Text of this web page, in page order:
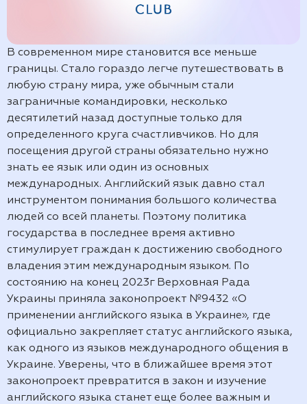
В современном мире становится все меньше
границы. Стало гораздо легче путешествовать в
любую страну мира, уже обычным стали
заграничные командировки, несколько
десятилетий назад доступные только для
определенного круга счастливчиков. Но для
посещения другой страны обязательно нужно
знать ее язык или один из основных
международных. Английский язык давно стал
инструментом понимания большого количества
людей со всей планеты. Поэтому политика
государства в последнее время активно
стимулирует граждан к достижению свободного
владения этим международным языком. По
состоянию на конец 2023г Верховная Рада
Украины приняла законопроект №9432 «О
применении английского языка в Украине», где
официально закрепляет статус английского языка,
как одного из языков международного общения в
Украине. Уверены, что в ближайшее время этот
законопроект превратится в закон и изучение
английского языка станет еще более важным и